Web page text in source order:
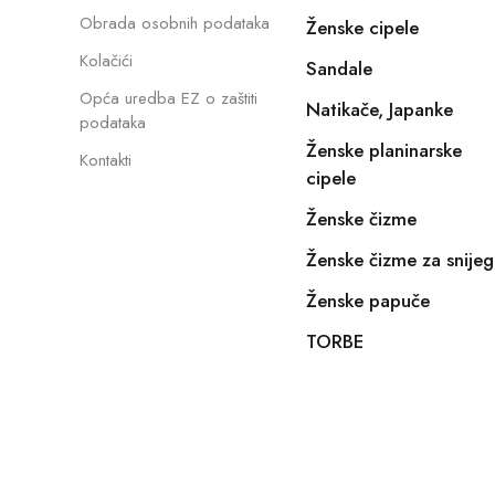
Obrada osobnih podataka
Kolačići
Opća uredba EZ o zaštiti
podataka
Kontakti
Ženske cipele
Sandale
Natikače, Japanke
Ženske planinarske
cipele
Ženske čizme
Ženske čizme za snijeg
Ženske papuče
TORBE